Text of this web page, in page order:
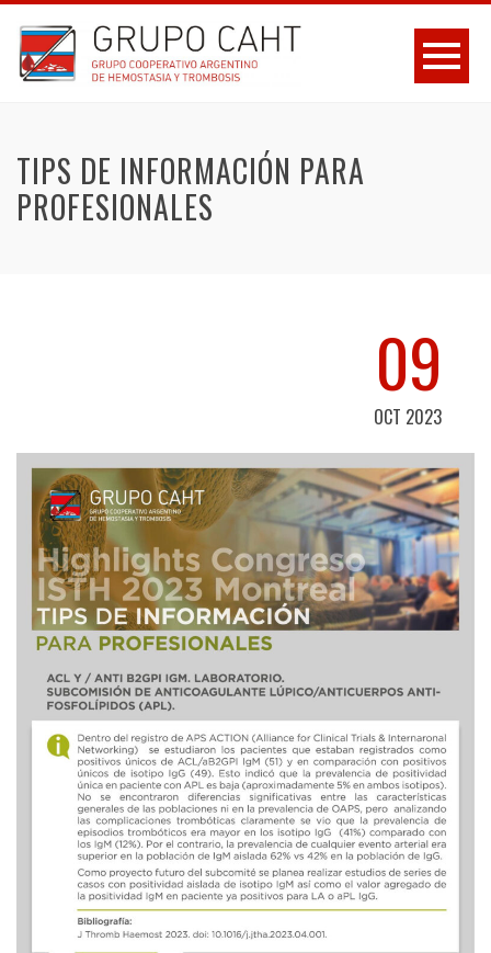
TIPS DE INFORMACIÓN PARA
PROFESIONALES
09
OCT 2023